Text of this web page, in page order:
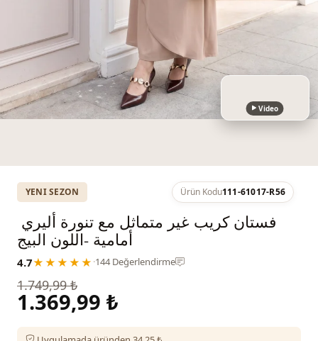
Video
YENI SEZON Ürün Kodu111-61017-R56
فستان كريب غير متماثل مع تنورة أليري ​​
أمامية -اللون البيج
4.7★★★★★ ·144 Değerlendirme
1.749,99 ₺
1.369,99 ₺